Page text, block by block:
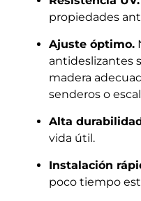
propiedades
Ajuste óptimo.
antideslizantes
madera
senderos o
Alta
vida útil.
Instalación
poco tiempo